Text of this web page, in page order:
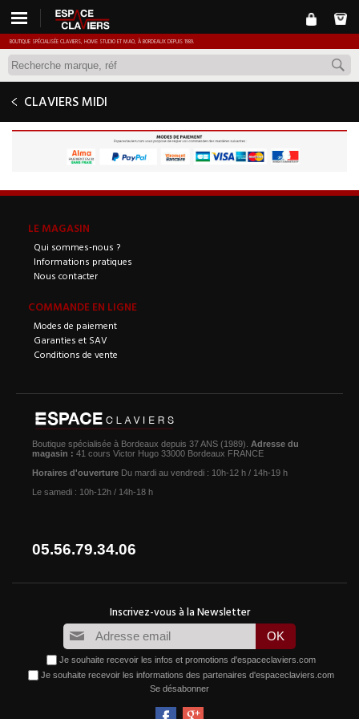
BOUTIQUE SPÉCIALISÉE CLAVIERS, HOME STUDIO ET MAO, À BORDEAUX DEPUIS 1989.
CLAVIERS MIDI
LE MAGASIN
Qui sommes-nous ?
Informations pratiques
Nous contacter
COMMANDE EN LIGNE
Modes de paiement
Garanties et SAV
Conditions de vente
Boutique spécialisée à Bordeaux depuis 37 ANS (1989). Adresse du
magasin : 41 cours Victor Hugo 33000 Bordeaux FRANCE
Horaires d'ouverture Du mardi au vendredi : 10h-12 h / 14h-19 h
Le samedi : 10h-12h / 14h-18 h
05.56.79.34.06
Je souhaite recevoir les infos et promotions d'espaceclaviers.com
Je souhaite recevoir les informations des partenaires d'espaceclaviers.com
Se désabonner